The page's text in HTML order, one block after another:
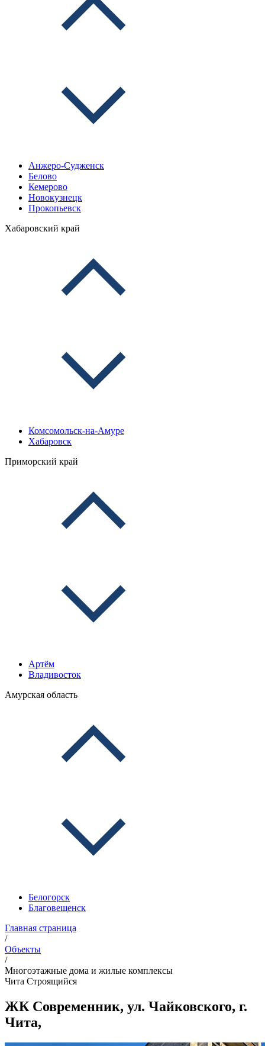
Анжеро-Судженск
Белово
Кемерово
Новокузнецк
Прокопьевск
Хабаровский край
Комсомольск-на-Амуре
Хабаровск
Приморский край
Артём
Владивосток
Амурская область
Белогорск
Благовещенск
Главная страница
/
Объекты
/
Многоэтажные дома и жилые комплексы
Чита Строящийся
ЖК Современник, ул. Чайковского, г.
Чита,